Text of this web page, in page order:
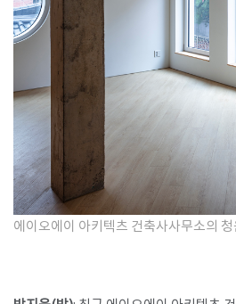
에이오에이 아키텍츠 건축사사무소의